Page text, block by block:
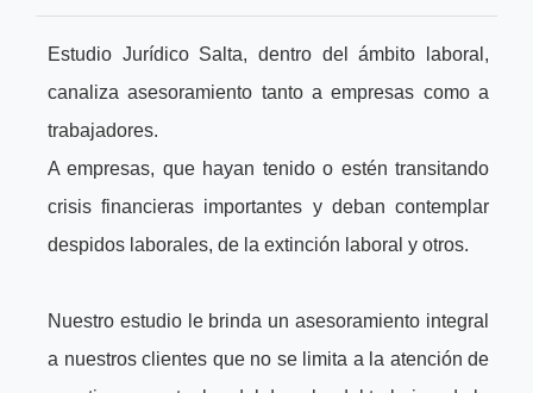
Estudio Jurídico Salta, dentro del ámbito laboral,
canaliza asesoramiento tanto a empresas como a
trabajadores.
A empresas, que hayan tenido o estén transitando
crisis financieras importantes y deban contemplar
despidos laborales, de la extinción laboral y otros.
Nuestro estudio le brinda un asesoramiento integral
a nuestros clientes que no se limita a la atención de